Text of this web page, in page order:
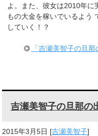
よ。また、彼女は2010年に
もの大金を稼いでいるよう
していく！？
「吉瀬美智子の旦
吉瀬美智子の旦那の
2015年3月5日 [吉瀬美智子]